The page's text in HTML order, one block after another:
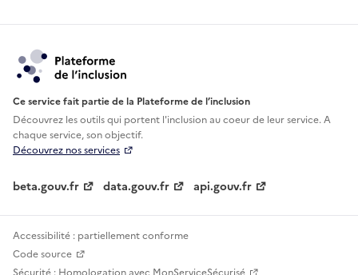
Ce service fait partie de la Plateforme de l’inclusion
Découvrez les outils qui portent l'inclusion aucoeur de leur service. A
chaque service, son objectif.
Découvrez nos services
beta.gouv.fr data.gouv.fr api.gouv.fr
Accessibilité : partiellement conforme
Code source